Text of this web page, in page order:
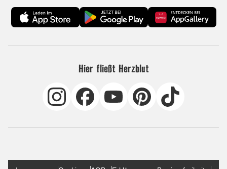
Hier fließt Herzblut